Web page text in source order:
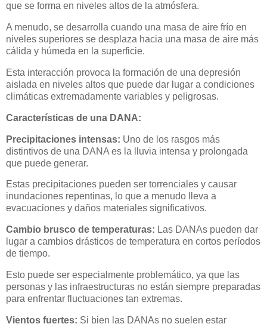
que se forma en niveles altos de la atmósfera.
A menudo, se desarrolla cuando una masa de aire frío en
niveles superiores se desplaza hacia una masa de aire más
cálida y húmeda en la superficie.
Esta interacción provoca la formación de una depresión
aislada en niveles altos que puede dar lugar a condiciones
climáticas extremadamente variables y peligrosas.
Características de una DANA:
Precipitaciones intensas: Uno de los rasgos más
distintivos de una DANA es la lluvia intensa y prolongada
que puede generar.
Estas precipitaciones pueden ser torrenciales y causar
inundaciones repentinas, lo que a menudo lleva a
evacuaciones y daños materiales significativos.
Cambio brusco de temperaturas: Las DANAs pueden dar
lugar a cambios drásticos de temperatura en cortos períodos
de tiempo.
Esto puede ser especialmente problemático, ya que las
personas y las infraestructuras no están siempre preparadas
para enfrentar fluctuaciones tan extremas.
Vientos fuertes: Si bien las DANAs no suelen estar